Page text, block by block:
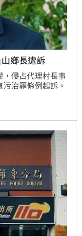
鄉長遭訴
，侵占代理村長事
治罪條例起訴。